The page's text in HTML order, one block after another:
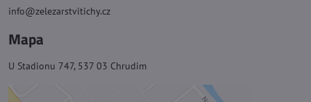
info@zelezarstvitichy.cz
Mapa
U Stadionu 747, 537 03 Chrudim